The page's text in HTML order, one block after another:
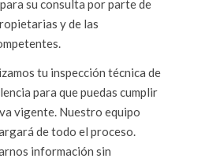
su consulta por parte de
y de las
tu inspección técnica de
para que puedas cumplir
vigente. Nuestro equipo
de todo el proceso.
información sin